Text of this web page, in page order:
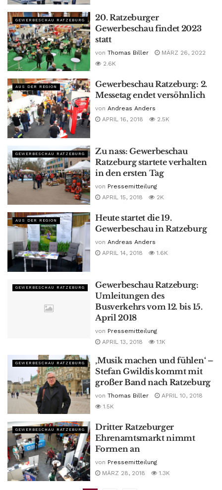
GEWERBESCHAU RATZEBURG
20. Ratzeburger
Gewerbeschau findet 2023
statt
von Thomas Biller
MÄRZ 26, 2022
2.6K
AUS DER REGION
Gewerbeschau Ratzeburg: 2.
Messetag endet versöhnlich
von Andreas Anders
APRIL 16, 2018
2.5K
GEWERBESCHAU RATZEBURG
Zu nass: Gewerbeschau
Ratzeburg startete verhalten
in den ersten Tag
von Pressemitteilung
APRIL 15, 2018
2K
AUS DER REGION
Heute startet die 19.
Gewerbeschau in Ratzeburg
von Andreas Anders
APRIL 14, 2018
1.6K
GEWERBESCHAU RATZEBURG
Gewerbeschau Ratzeburg:
Umleitungen des
Busverkehrs vom 12. bis 15.
April 2018
von Pressemitteilung
APRIL 13, 2018
1.1K
GEWERBESCHAU RATZEBURG
‚Musik machen und fühlen‘ –
Stefan Gwildis kommt mit
großer Band nach Ratzeburg
von Thomas Biller
APRIL 10, 2018
1.5K
GEWERBESCHAU RATZEBURG
Dritter Ratzeburger
Ehrenamtsmarkt nimmt
Formen an
von Pressemitteilung
MÄRZ 28, 2018
1.3K